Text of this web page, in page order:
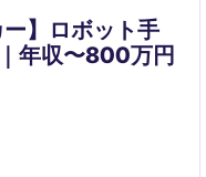
ー】ロボット手
年収〜800万円